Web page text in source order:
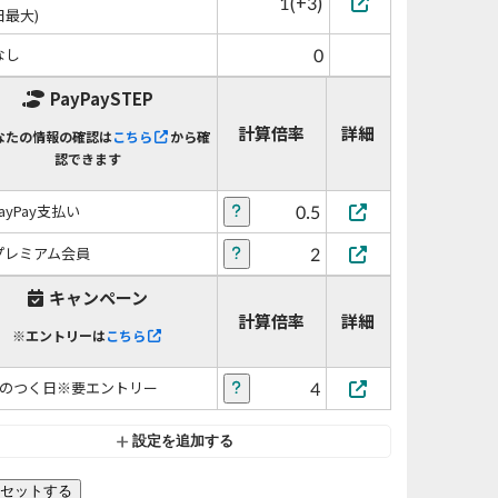
最大)
し 0
PayPaySTEP
の情報の確認はこちら
から確
認できます
計算倍率 詳細
支払い 0.5
レミアム会員 2
キャンペーン
※エントリーはこちら
計算倍率 詳細
つく日※要エントリー 4
設定を追加する
ットする